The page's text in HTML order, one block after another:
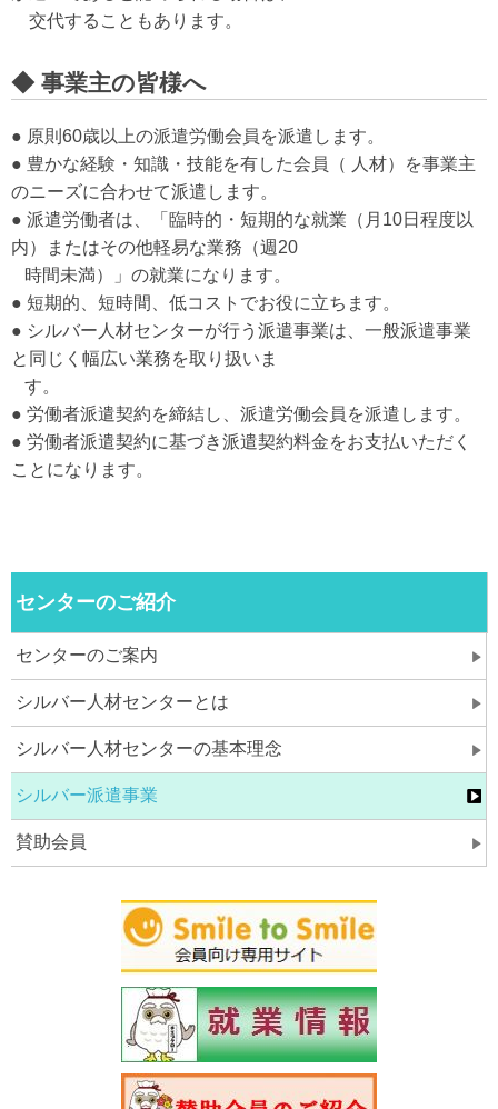
交代することもあります。
◆ 事業主の皆様へ
● 原則60歳以上の派遣労働会員を派遣します。
● 豊かな経験・知識・技能を有した会員（ 人材）を事業主
のニーズに合わせて派遣します。
● 派遣労働者は、「臨時的・短期的な就業（月10日程度以
内）またはその他軽易な業務（週20
時間未満）」の就業になります。
● 短期的、短時間、低コストでお役に立ちます。
● シルバー人材センターが行う派遣事業は、一般派遣事業
と同じく幅広い業務を取り扱いま
す。
● 労働者派遣契約を締結し、派遣労働会員を派遣します。
● 労働者派遣契約に基づき派遣契約料金をお支払いただく
ことになります。
センターのご紹介
センターのご案内
シルバー人材センターとは
シルバー人材センターの基本理念
シルバー派遣事業
賛助会員